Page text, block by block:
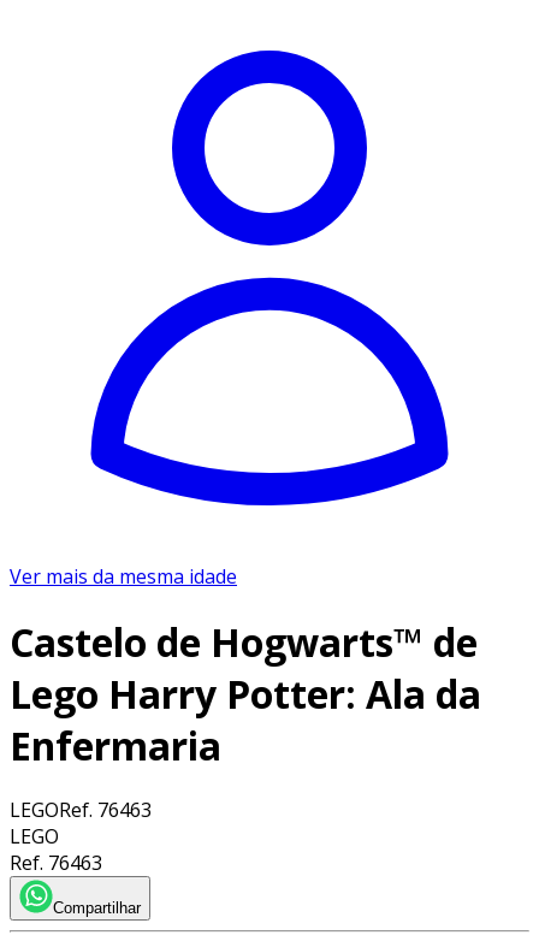
Ver mais da mesma idade
Castelo de Hogwarts™ de
Lego Harry Potter: Ala da
Enfermaria
LEGORef. 76463
LEGO
Ref. 76463
Compartilhar